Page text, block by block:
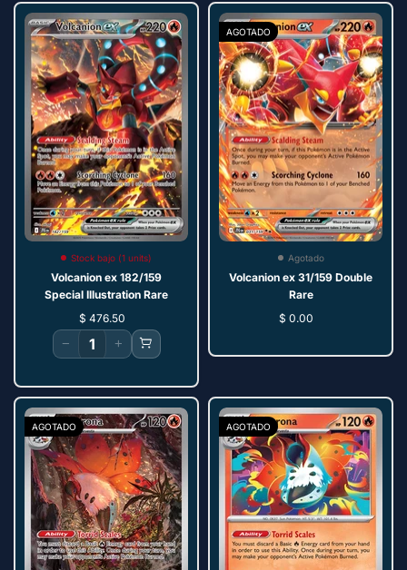
Stock bajo (1 units)
Volcanion ex 182/159
Special Illustration Rare
$ 476.50
− +
AGOTADO
Agotado
Volcanion ex 31/159 Double
Rare
$ 0.00
AGOTADO AGOTADO